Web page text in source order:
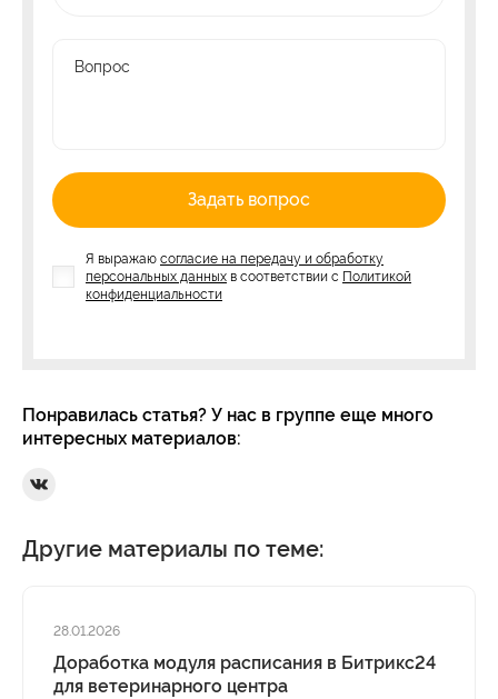
Вопрос
Задать вопрос
Я выражаю согласие на передачу и обработку
персональных данных в соответствии с Политикой
конфиденциальности
Понравилась статья? У нас в группе еще много
интересных материалов:
Ссылка на Вконтакте
Другие материалы по теме:
28.01.2026
Доработка модуля расписания в Битрикс24
для ветеринарного центра